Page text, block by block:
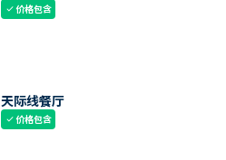
check价格包含
天际线餐厅
check价格包含